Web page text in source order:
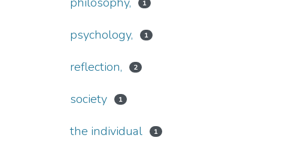
1
psychology, 1
reflection, 2
society 1
the individual 1